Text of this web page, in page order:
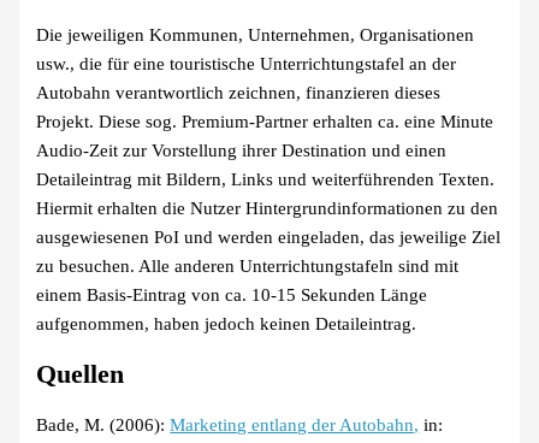
Die jeweiligen Kommunen, Unternehmen, Organisationen
usw., die für eine touristische Unterrichtungstafel an der
Autobahn verantwortlich zeichnen, finanzieren dieses
Projekt. Diese sog. Premium-Partner erhalten ca. eine Minute
Audio-Zeit zur Vorstellung ihrer Destination und einen
Detaileintrag mit Bildern, Links und weiterführenden Texten.
Hiermit erhalten die Nutzer Hintergrundinformationen zu den
ausgewiesenen PoI und werden eingeladen, das jeweilige Ziel
zu besuchen. Alle anderen Unterrichtungstafeln sind mit
einem Basis-Eintrag von ca. 10-15 Sekunden Länge
aufgenommen, haben jedoch keinen Detaileintrag.
Quellen
Bade, M. (2006):Marketing entlang der Autobahn, in: